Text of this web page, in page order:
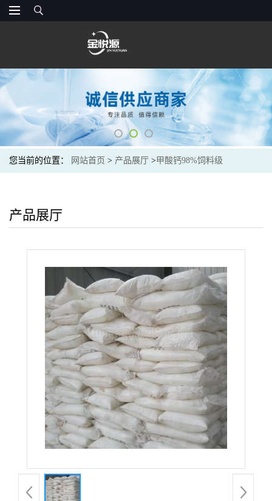
您当前的位置： 网站首页 > 产品展厅 >甲酸钙98%饲料级
产品展厅